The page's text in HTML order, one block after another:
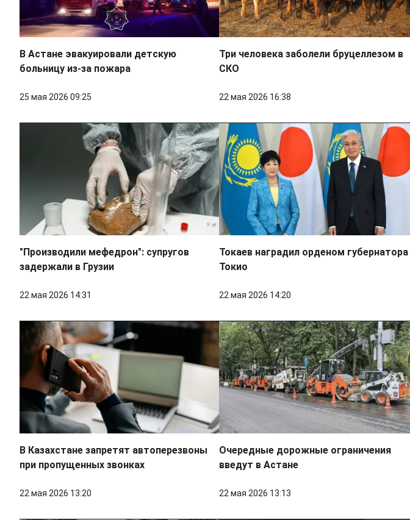
В Астане эвакуировали детскую
больницу из-за пожара
25 мая 2026 09:25
Три человека заболели бруцеллезом в
СКО
22 мая 2026 16:38
"Производили мефедрон": супругов
задержали в Грузии
22 мая 2026 14:31
Токаев наградил орденом губернатора
Токио
22 мая 2026 14:20
В Казахстане запретят автоперезвоны
при пропущенных звонках
22 мая 2026 13:20
Очередные дорожные ограничения
введут в Астане
22 мая 2026 13:13